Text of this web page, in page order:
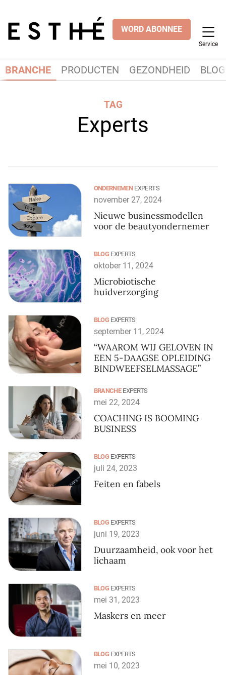
WORD ABONNEE
Service
BRANCHE PRODUCTEN GEZONDHEID
TAG
Experts
ONDERNEMEN EXPERTS
november 27, 2024
Nieuwe businessmodellen
voor de beautyondernemer
BLOG EXPERTS
oktober 11, 2024
Microbiotische
huidverzorging
BLOG EXPERTS
september 11, 2024
“WAAROM WIJ GELOVEN IN
EEN 5-DAAGSE OPLEIDING
BINDWEEFSELMASSAGE”
BRANCHE EXPERTS
mei 22, 2024
COACHING IS BOOMING
BUSINESS
BLOG EXPERTS
juli 24, 2023
Feiten en fabels
BLOG EXPERTS
juni 19, 2023
Duurzaamheid, ook voor het
lichaam
BLOG EXPERTS
mei 31, 2023
Maskers en meer
BLOG EXPERTS
mei 10, 2023